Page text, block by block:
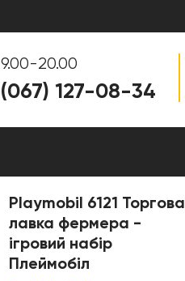
9.00-20.00
(067) 127-08-34
Playmobil 6121 Торгова
лавка фермера -
ігровий набір
Плеймобіл